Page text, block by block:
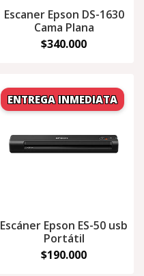
Escaner Epson DS-1630
Cama Plana
$340.000
Escáner Epson ES-50 usb
Portátil
$190.000